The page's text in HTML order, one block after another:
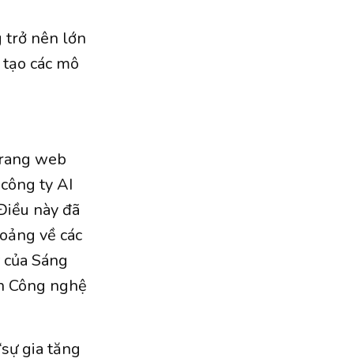
trở nên lớn
các mô
web
ty AI
này đã
về các
Sáng
Công nghệ
gia tăng